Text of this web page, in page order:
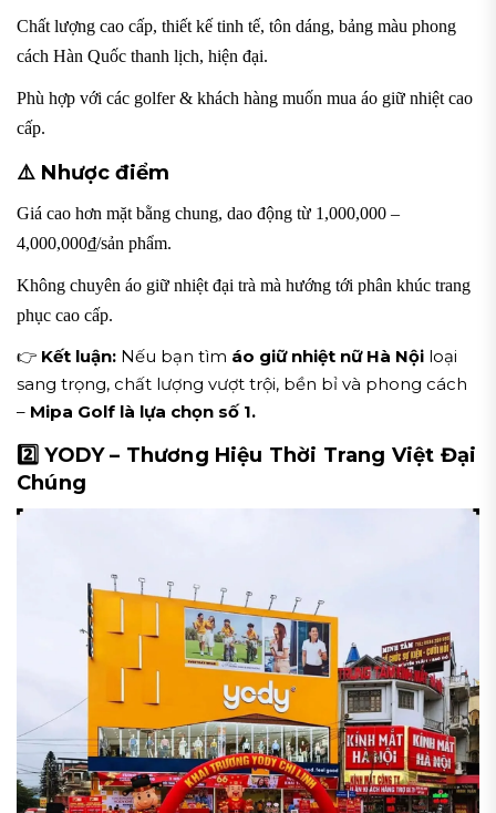
Chất lượng cao cấp, thiết kế tinh tế, tôn dáng, bảng màu phong
cách Hàn Quốc thanh lịch, hiện đại.
Phù hợp với các golfer & khách hàng muốn mua áo giữ nhiệt cao
cấp.
⚠️ Nhược điểm
Giá cao hơn mặt bằng chung, dao động từ 1,000,000 –
4,000,000₫/sản phẩm.
Không chuyên áo giữ nhiệt đại trà mà hướng tới phân khúc trang
phục cao cấp.
👉 Kết luận: Nếu bạn tìm áo giữ nhiệt nữ Hà Nội loại
sang trọng, chất lượng vượt trội, bền bỉ và phong cách
– Mipa Golf là lựa chọn số 1.
2️⃣ YODY – Thương Hiệu Thời Trang Việt Đại
Chúng